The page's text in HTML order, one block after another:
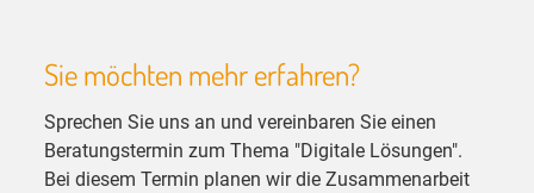
Sie möchten mehr erfahren?
Sprechen Sie uns an und vereinbaren Sie einen
Beratungstermin zum Thema "Digitale Lösungen".
Bei diesem Termin planen wir die Zusammenarbeit